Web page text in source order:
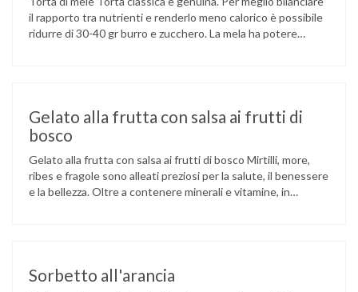
il rapporto tra nutrienti e renderlo meno calorico è possibile
ridurre di 30-40 gr burro e zucchero. La mela ha potere
Gelato alla frutta con salsa ai frutti di
bosco
Gelato alla frutta con salsa ai frutti di bosco Mirtilli, more,
ribes e fragole sono alleati preziosi per la salute, il benessere
e la bellezza. Oltre a contenere minerali e vitamine, in
Sorbetto all'arancia